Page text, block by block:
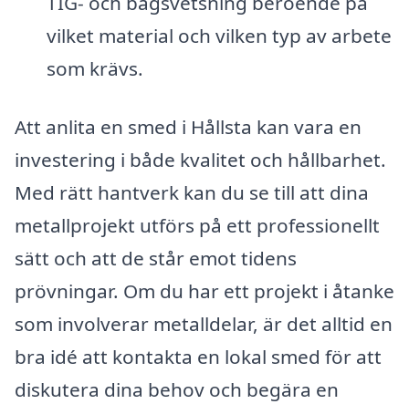
vilket material och vilken typ av arbete
som krävs.
Att anlita en smed i Hållsta kan vara en
investering i både kvalitet och hållbarhet.
Med rätt hantverk kan du se till att dina
metallprojekt utförs på ett professionellt
sätt och att de står emot tidens
prövningar. Om du har ett projekt i åtanke
som involverar metalldelar, är det alltid en
bra idé att kontakta en lokal smed för att
diskutera dina behov och begära en